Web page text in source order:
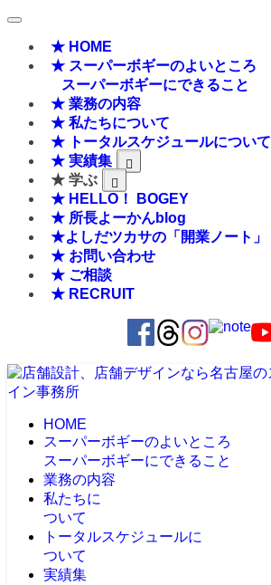
★ HOME
★ スーパーボギーのよいところ
スーパーボギーにできること
★ 業務の内容
★ 私たちについて
★ トータルスケジュールについて
★ 実績集
★ 学ぶ
★ HELLO！ BOGEY
★ 所長よーかんblog
★よしだツカサの「開業ノート」
★ お問い合わせ
★ ご相談
★ RECRUIT
HOME
スーパーボギーのよいところ
スーパーボギーにできること
業務の内容
私たちに
ついて
トータルスケジュールに
ついて
実績集